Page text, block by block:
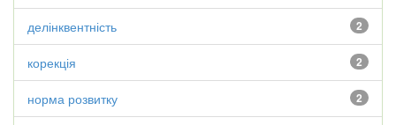
2
делінквентність
2
корекція
2
норма розвитку